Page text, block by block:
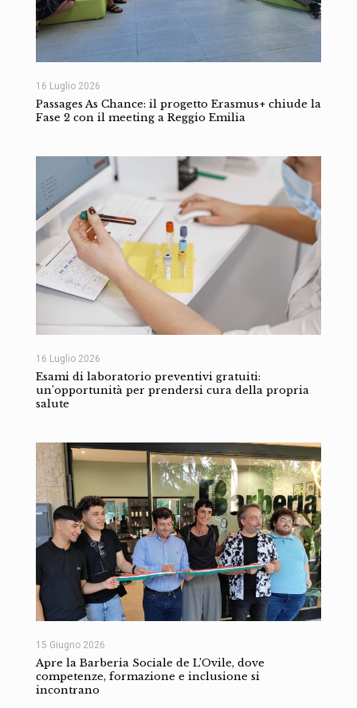
16 Luglio 2026
Passages As Chance: il progetto Erasmus+ chiude la
Fase 2 con il meeting a Reggio Emilia
16 Luglio 2026
Esami di laboratorio preventivi gratuiti:
un’opportunità per prendersi cura della propria
salute
15 Giugno 2026
Apre la Barberia Sociale de L’Ovile, dove
competenze, formazione e inclusione si
incontrano